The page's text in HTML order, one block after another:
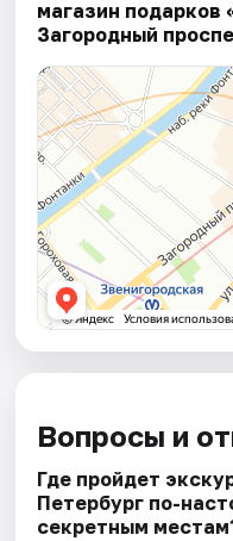
магазин подарков
Загородный
Вопросы и
Где пройдет
Петербург по-
секретным